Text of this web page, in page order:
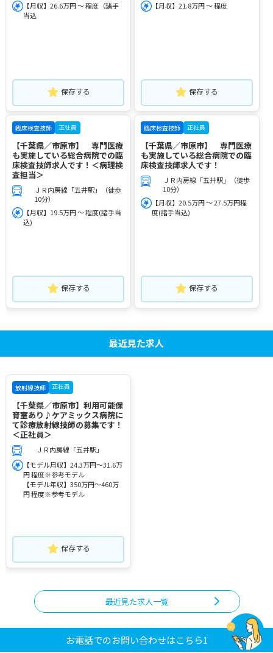
【月収】26.6万円 ～ 程度（諸手
当込
保存する
【月収】21.8万円 ～ 程度
保存する
臨床検査技師 正社員
【千葉県／市原市】 専門医療
も実施している総合病院での臨
床検査技師求人です！＜病理検
査担当＞
ＪＲ内房線「五井駅」（徒歩
10分）
【月収】19.5万円 ～ 程度(諸手当
込)
保存する
臨床検査技師 正社員
【千葉県／市原市】 専門医療
も実施している総合病院での臨
床検査技師求人です！
ＪＲ内房線「五井駅」（徒歩
10分）
【月収】20.5万円 ～ 27.5万円程
度(諸手当込)
保存する
最近見た求人
放射線技師 正社員
【千葉県／市原市】利用可能保
育室あり♪ケアミックス病院に
て診療放射線技師の募集です！
＜正社員＞
ＪＲ内房線「五井駅」
【モデル月収】24.3万円～31.6万
円 程度※参考モデル
【モデル年収】350万円～460万
円 程度※参考モデル
保存する
最近見た求人一覧
お電話でのお問い合わせはこちら1